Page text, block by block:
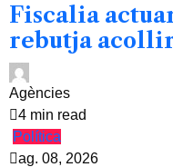
Fiscalia
rebutja
Agències
4 min read
Política
ag. 08, 2026